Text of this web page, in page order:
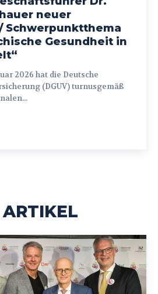
neuer
Schwerpunktthema
Gesundheit in
(DGUV) turnusgemäß